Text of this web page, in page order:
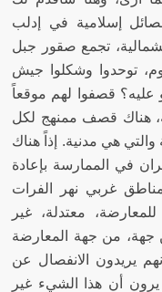
فصائل إسلامية في إدلب
١٣، الفرقة الشمالية، تجمع صقور جبل
توحدوا وشكلوا جيش
قصفوا لهم موقعاً
هناك قصف ممنهج لكل
والتي هي مدنية. إذاً هناك
في الممارسة بإعادة
غربي نهر الفرات
معتدلة، غير
جهة، من جهة المعارضة
يريدون الانفصال عن
أن هذا الشيء غير